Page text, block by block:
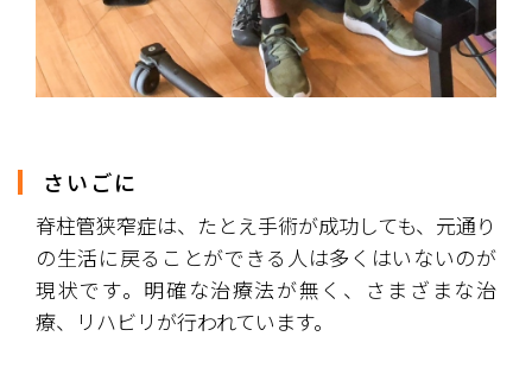
さいごに
脊柱管狭窄症は、たとえ手術が成功しても、元通り
の生活に戻ることができる人は多くはいないのが
現状です。明確な治療法が無く、さまざまな治
療、リハビリが行われています。